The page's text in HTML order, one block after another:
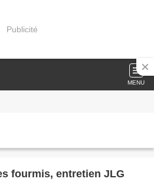
Publicité
MENU
fourmis, entretien JLG